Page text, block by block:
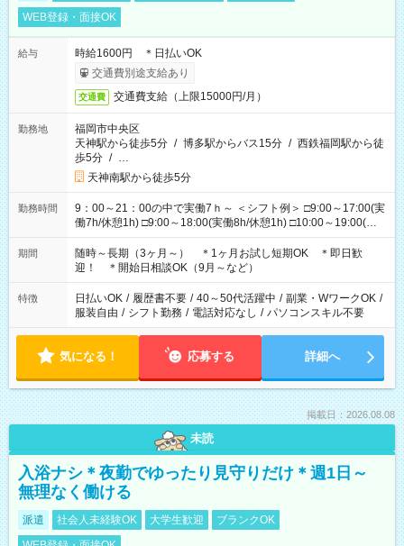
WEB登録・面接OK
給与
時給1600円 ＊日払いOK
交通費別途支給あり
交通費 交通費支給（上限15000円/月）
勤務地
福岡市中央区
天神駅から徒歩5分 / 博多駅からバス15分 / 西鉄福岡駅から徒
歩5分 / …
天神南駅から徒歩5分
勤務時間
9：00～21：00の中で実働7ｈ～ ＜シフト例＞ □9:00～17:00(実
働7h/休憩1h) □9:00～18:00(実働8h/休憩1h) □10:00～19:00(実
働8h/休憩1h) □11:00～20:00(実働8h/休憩1h) □12:00～20:00(実
働7h/休憩1h) □12:00～21:00(実働7h/休憩1h) ＊固定OK ＊選べ
る時間帯！
期間
随時～長期（3ヶ月～） ＊1ヶ月お試し短期OK ＊即日歓
迎！ ＊開始日相談OK（9月～など）
特徴 日払いOK / 履歴書不要 / 40～50代活躍中 / 副業・WワークOK /
服装自由 / シフト勤務 / 電話対応なし / パソコンスキル不要
気になる！ 応募する 詳細へ
掲載日：2026.08.08
未読
入浴ナシ＊夜勤でゆったり見守りだけ＊週1日～
無理なく働ける
派遣 社会人未経験OK 大学生歓迎
ブランクOK